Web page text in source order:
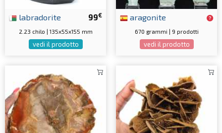
99€
labradorite
2.23 chilo | 135x55x155 mm
vedi il prodotto
aragonite
670 grammi | 9 prodotti
vedi il prodotto